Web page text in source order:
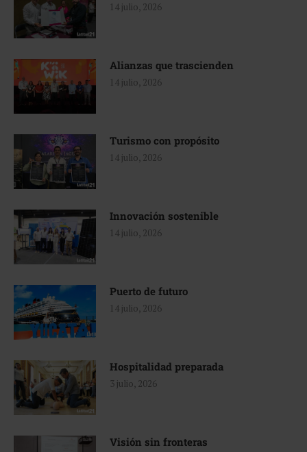
14 julio, 2026
Alianzas que trascienden
14 julio, 2026
Turismo con propósito
14 julio, 2026
Innovación sostenible
14 julio, 2026
Puerto de futuro
14 julio, 2026
Hospitalidad preparada
3 julio, 2026
Visión sin fronteras